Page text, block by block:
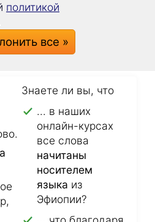
запоминать
Знаете ли вы, что
... в наших
онлайн-курсах
все слова
начитаны
носителем
языка из
Эфиопии?
политикой
все »